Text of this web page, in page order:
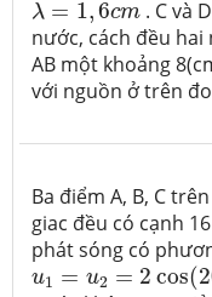
λ = 1,6cm. C và
nước, cách đều hai
AB một khoảng
với nguồn ở trên
Ba điểm A, B, C
giac đều có cạnh
phát sóng có
u1 = u2 = 2 cos(
u1=u2=2cos(20π